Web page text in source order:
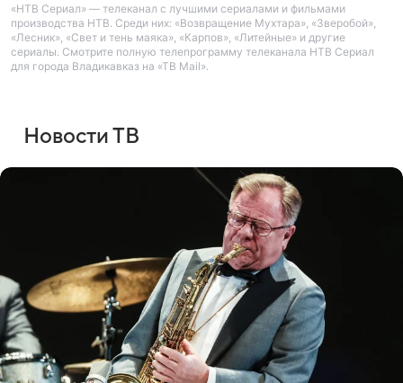
«НТВ Сериал» — телеканал с лучшими сериалами и фильмами
производства НТВ. Среди них: «Возвращение Мухтара», «Зверобой»,
«Лесник», «Свет и тень маяка», «Карпов», «Литейные» и другие
сериалы. Смотрите полную телепрограмму телеканала НТВ Сериал
для города Владикавказ на «ТВ Mail».
Новости ТВ